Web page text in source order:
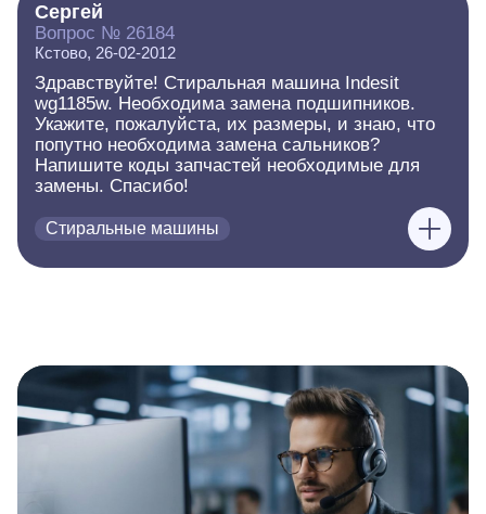
Сергей
Вопрос № 26184
Кстово, 26-02-2012
Здравствуйте! Стиральная машина Indesit
wg1185w. Необходима замена подшипников.
Укажите, пожалуйста, их размеры, и знаю, что
попутно необходима замена сальников?
Напишите коды запчастей необходимые для
замены. Спасибо!
Стиральные машины